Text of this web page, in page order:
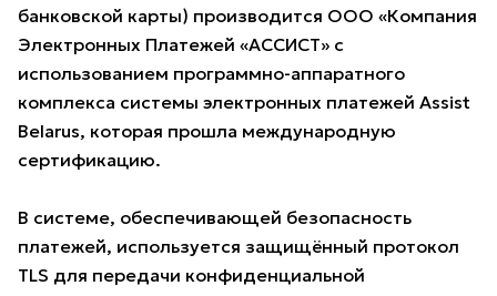
банковской карты) производится ООО «Компания
Электронных Платежей «АССИСТ» с
использованием программно-аппаратного
комплекса системы электронных платежей Assist
Belarus, которая прошла международную
сертификацию.
В системе, обеспечивающей безопасность
платежей, используется защищённый протокол
TLS для передачи конфиденциальной